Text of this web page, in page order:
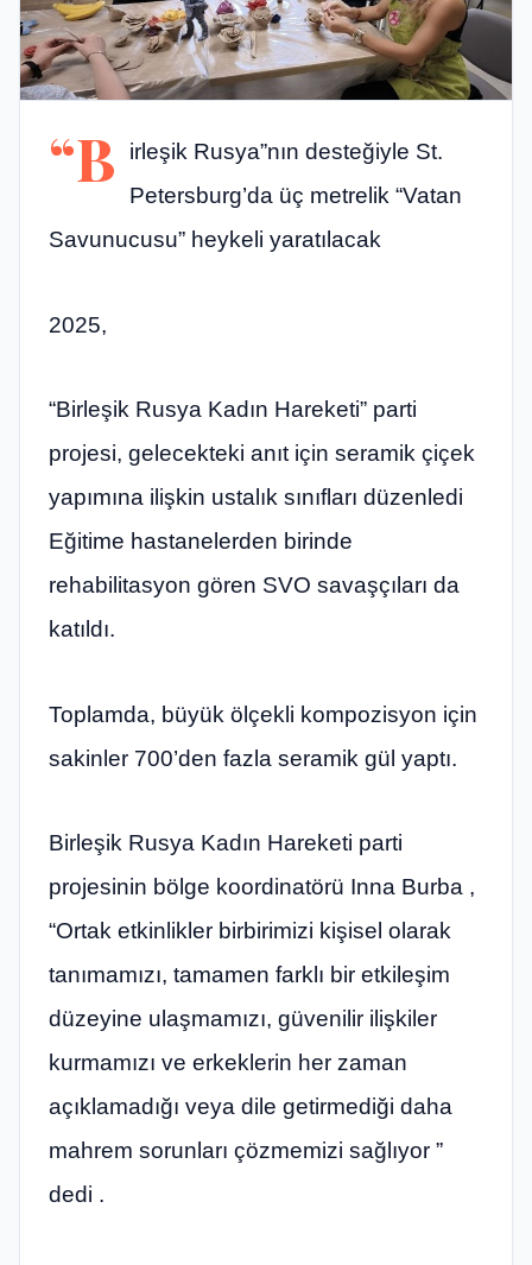
“B
irleşik Rusya”nın desteğiyle St.
Petersburg’da üç metrelik “Vatan
Savunucusu” heykeli yaratılacak
2025,
“Birleşik Rusya Kadın Hareketi” parti
projesi, gelecekteki anıt için seramik çiçek
yapımına ilişkin ustalık sınıfları düzenledi
Eğitime hastanelerden birinde
rehabilitasyon gören SVO savaşçıları da
katıldı.
Toplamda, büyük ölçekli kompozisyon için
sakinler 700’den fazla seramik gül yaptı.
Birleşik Rusya Kadın Hareketi parti
projesinin bölge koordinatörü Inna Burba ,
“Ortak etkinlikler birbirimizi kişisel olarak
tanımamızı, tamamen farklı bir etkileşim
düzeyine ulaşmamızı, güvenilir ilişkiler
kurmamızı ve erkeklerin her zaman
açıklamadığı veya dile getirmediği daha
mahrem sorunları çözmemizi sağlıyor ”
dedi .